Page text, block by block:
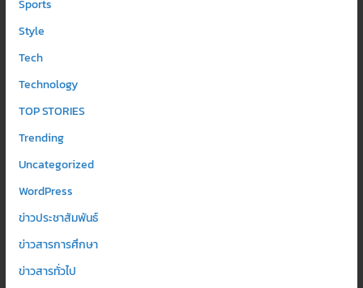
Sports
Style
Tech
Technology
TOP STORIES
Trending
Uncategorized
WordPress
ข่าวประชาสัมพันธ์
ข่าวสารการศึกษา
ข่าวสารทั่วไป